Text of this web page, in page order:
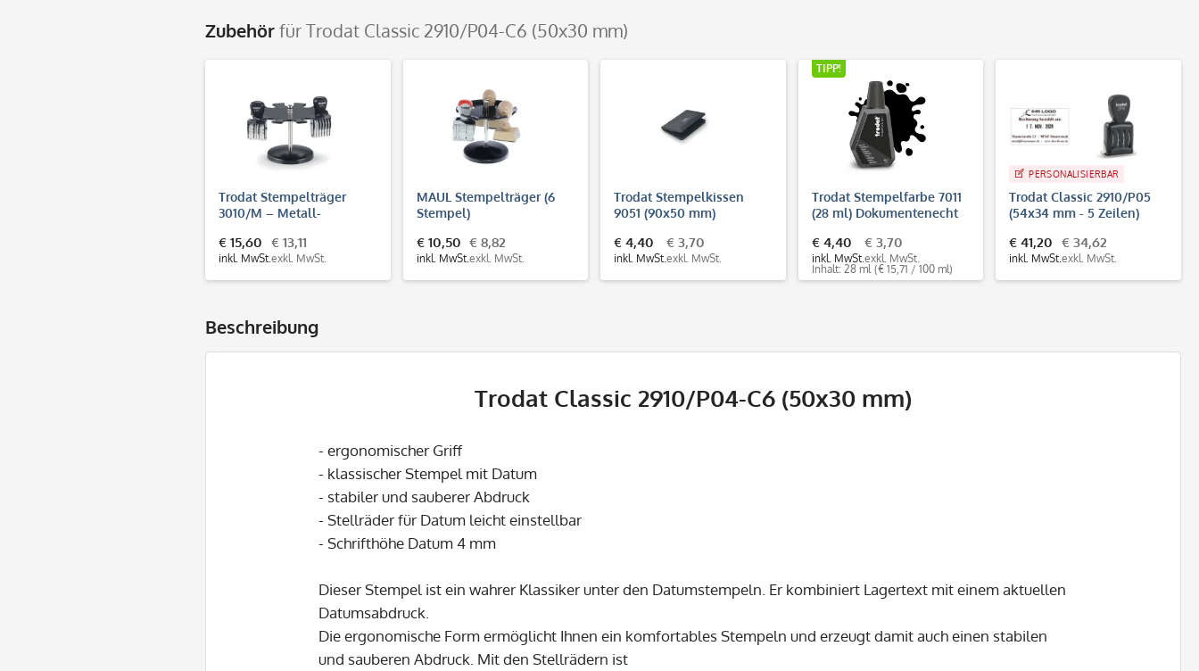
Zubehörfür Trodat Classic 2910/P04-C6 (50x30 mm)
Trodat Stempelträger
3010/M – Metall-
Handstempel, Ø 14 cm
€ 15,60
inkl. MwSt.
€ 13,11
exkl. MwSt.
MAUL Stempelträger (6
Stempel)
€ 10,50
inkl. MwSt.
€ 8,82
exkl. MwSt.
Trodat Stempelkissen
9051 (90x50 mm)
11798)
€ 4,40
inkl. MwSt.
€ 3,70
exkl. MwSt.
TIPP!
Trodat Stempelfarbe 7011
(28 ml) Dokumentenecht
€ 4,40
inkl. MwSt.
€ 3,70
exkl. MwSt.
Inhalt: 28 ml (€ 15,71 / 100 ml)
PERSONALISIERBAR
Trodat Classic 2910/P05
(54x34 mm - 5 Zeilen)
€ 41,20
inkl. MwSt.
€ 34,62
exkl. MwSt.
Beschreibung
Trodat Classic 2910/P04-C6 (50x30 mm)
- ergonomischer Griff
- klassischer Stempel mit Datum
- stabiler und sauberer Abdruck
- Stellräder für Datum leicht einstellbar
- Schrifthöhe Datum 4 mm
Dieser Stempel ist ein wahrer Klassiker unter den Datumstempeln. Er kombiniert Lagertext mit einem aktuellen
Datumsabdruck.
Die ergonomische Form ermöglicht Ihnen ein komfortables Stempeln und erzeugt damit auch einen stabilen
und sauberen Abdruck. Mit den Stellrädern ist